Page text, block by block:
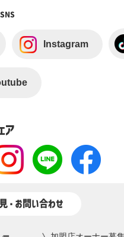
Instagram
ア
・お問い合わせ